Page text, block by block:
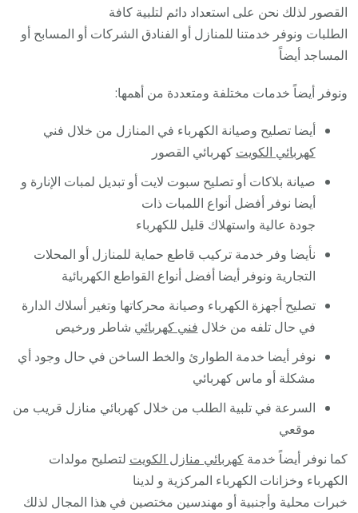
القصور لذلك نحن على استعداد دائم لتلبية كافة
الطلبات ونوفر خدمتنا للمنازل أو الفنادق الشركات أو المسابح أو
المساجد أيضاً
ونوفر أيضاً خدمات مختلفة ومتعددة من أهمها:
أيضا تصليح وصيانة الكهرباء في المنازل من خلال فني
كهربائي الكويت كهربائي القصور
صيانة بلاكات أو تصليح سبوت لايت أو تبديل لمبات الإنارة و
أيضا نوفر أفضل أنواع اللمبات ذات
جودة عالية واستهلاك قليل للكهرباء
نأيضا وفر خدمة تركيب قاطع حماية للمنازل أو المحلات
التجارية ونوفر أيضا أفضل أنواع القواطع الكهربائية
تصليح أجهزة الكهرباء وصيانة محركاتها وتغير أسلاك الدارة
في حال تلفه من خلال فني كهربائي شاطر ورخيص
نوفر أيضا خدمة الطوارئ والخط الساخن في حال وجود أي
مشكلة أو ماس كهربائي
السرعة في تلبية الطلب من خلال كهربائي منازل قريب من
موقعي
كما نوفر أيضاً خدمةكهربائي منازل الكويت لتصليح مولدات
الكهرباء وخزانات الكهرباء المركزية و لدينا
خبرات محلية وأجنبية أو مهندسين مختصين في هذا المجال لذلك